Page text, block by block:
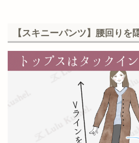
【スキニーパンツ】腰回りを